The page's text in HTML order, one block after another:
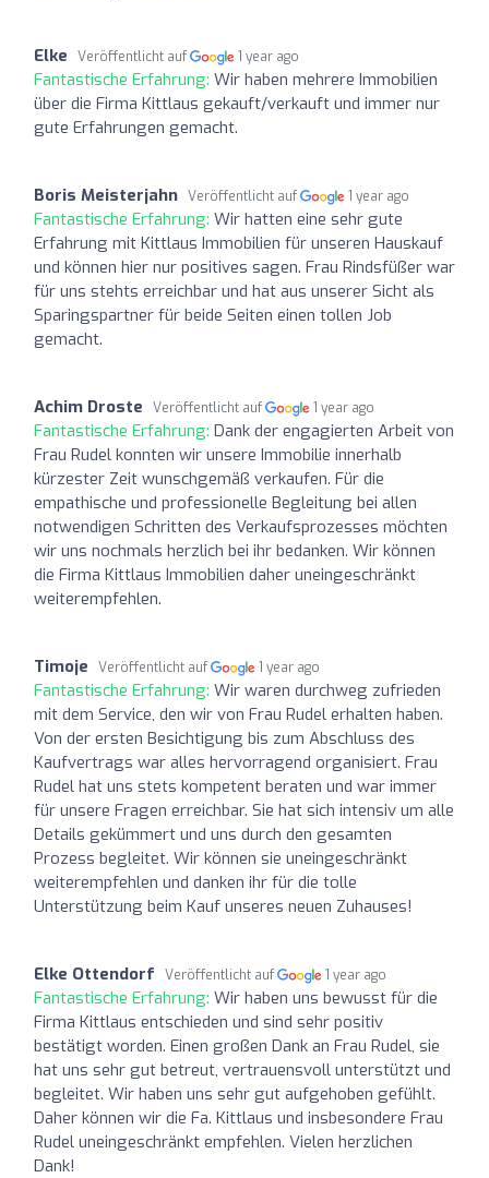
Elke Veröffentlicht auf 1 year ago
Fantastische Erfahrung: Wir haben mehrere Immobilien
über die Firma Kittlaus gekauft/verkauft und immer nur
gute Erfahrungen gemacht.
Boris Meisterjahn Veröffentlicht auf 1 year ago
Fantastische Erfahrung: Wir hatten eine sehr gute
Erfahrung mit Kittlaus Immobilien für unseren Hauskauf
und können hier nur positives sagen. Frau Rindsfüßer war
für uns stehts erreichbar und hat aus unserer Sicht als
Sparingspartner für beide Seiten einen tollen Job
gemacht.
Achim Droste Veröffentlicht auf 1 year ago
Fantastische Erfahrung: Dank der engagierten Arbeit von
Frau Rudel konnten wir unsere Immobilie innerhalb
kürzester Zeit wunschgemäß verkaufen. Für die
empathische und professionelle Begleitung bei allen
notwendigen Schritten des Verkaufsprozesses möchten
wir uns nochmals herzlich bei ihr bedanken. Wir können
die Firma Kittlaus Immobilien daher uneingeschränkt
weiterempfehlen.
Timoje Veröffentlicht auf 1 year ago
Fantastische Erfahrung: Wir waren durchweg zufrieden
mit dem Service, den wir von Frau Rudel erhalten haben.
Von der ersten Besichtigung bis zum Abschluss des
Kaufvertrags war alles hervorragend organisiert. Frau
Rudel hat uns stets kompetent beraten und war immer
für unsere Fragen erreichbar. Sie hat sich intensiv um alle
Details gekümmert und uns durch den gesamten
Prozess begleitet. Wir können sie uneingeschränkt
weiterempfehlen und danken ihr für die tolle
Unterstützung beim Kauf unseres neuen Zuhauses!
Elke Ottendorf Veröffentlicht auf 1 year ago
Fantastische Erfahrung: Wir haben uns bewusst für die
Firma Kittlaus entschieden und sind sehr positiv
bestätigt worden. Einen großen Dank an Frau Rudel, sie
hat uns sehr gut betreut, vertrauensvoll unterstützt und
begleitet. Wir haben uns sehr gut aufgehoben gefühlt.
Daher können wir die Fa. Kittlaus und insbesondere Frau
Rudel uneingeschränkt empfehlen. Vielen herzlichen
Dank!